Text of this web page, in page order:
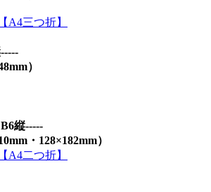
A4三つ折】
）
縦-----
・128×182mm）
A4二つ折】